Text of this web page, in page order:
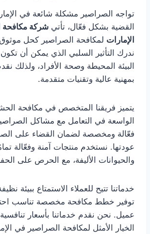
تواجه الصراصير مشكلة شائعة في
القضية بشكل فعّال، تأتي شركة مكافحة
الإمارات لمكافحة الصراصير كحل
ندرك التأثير السلبي الذي يمكن أن
البيئة المحيطة وصحة الأفراد، ولذلك
بمهنية عالية وتقنيات متقدمة.
يتميز فريقنا المتخصص في مكافحة
الواسعة في التعامل مع مشاكل
فعّالة ومخصصة لضمان القضاء على
عودتها. نستخدم منتجات آمنة وفعّالة
والحيوانات الأليفة، مع الحرص على
خدماتنا تتيح للعملاء الاستمتاع ببيئة
توفير خطط مكافحة مخصصة تناسب
عميل. نحن نقدم خدماتنا بأسعار
الخيار الأمثل لمكافحة الصراصير في